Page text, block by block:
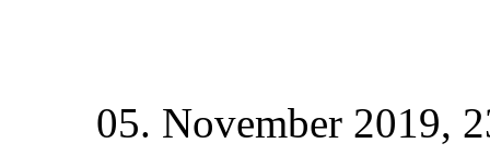
05. November 2019,